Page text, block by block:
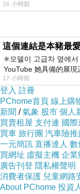
16 小時前
這個連結是本豬最
✳️모델이 고급차 옆에
YouTube 她具備的展
17 小時前
登入 註冊
PChome首頁 線上購
新聞 /氣象 股市 個人
買賣租屋 支付連 國際
買車 旅行團 汽車險推
一元簡訊 直播達人 數
買網址 虛擬主機 企業
廣告刊登 隱私權聲明
消費者保護 兒童網路
About PChome 投資